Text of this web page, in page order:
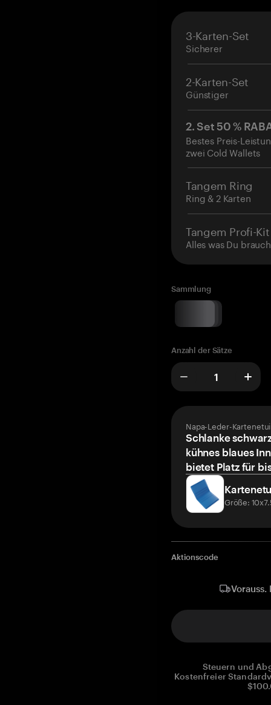
3-Karten-Set
Sicherer
2-Karten-Set
Günstiger
2. Set 50 %
Bestes Preis-
zwei Cold Wallets
Tangem Ring
Ring & 2 Karten
Tangem Profi-Kit
Alles was Du
Sammlung
Anzahl der Sätze
Napa-Leder-
Schlanke
kühnes blaues
bietet Platz für
Größe:
Aktionscode
Steuern und
Kostenfreier